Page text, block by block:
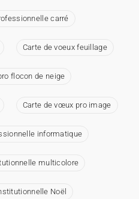
carré
Carte de voeux feuillage
flocon de neige
Carte de vœux pro image
informatique
multicolore
Noël